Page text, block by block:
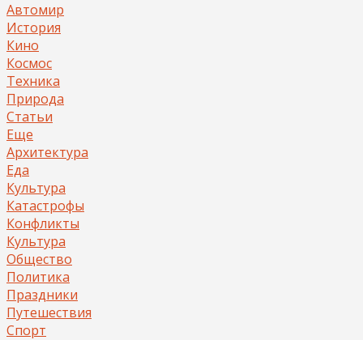
Автомир
История
Кино
Космос
Техника
Природа
Статьи
Еще
Архитектура
Еда
Культура
Катастрофы
Конфликты
Культура
Общество
Политика
Праздники
Путешествия
Спорт